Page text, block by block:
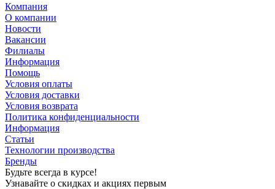
Компания
О компании
Новости
Вакансии
Филиалы
Информация
Помощь
Условия оплаты
Условия доставки
Условия возврата
Политика конфиденциальности
Информация
Статьи
Технологии производства
Бренды
Будьте всегда в курсе!
Узнавайте о скидках и акциях первым